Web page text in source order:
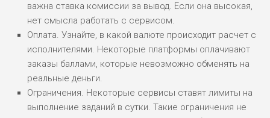
РИСКИ: НИЗКИЕ
ДОХОД: СРЕДНИЙ
БЮДЖЕТ: НИЗКИЙ
ОБЗОР
важна ставка комиссии за вывод. Если она высокая,
нет смысла работать с сервисом.
Оплата. Узнайте, в какой валюте происходит расчет с
исполнителями. Некоторые платформы оплачивают
заказы баллами, которые невозможно обменять на
реальные деньги.
Ограничения. Некоторые сервисы ставят лимиты на
выполнение заданий в сутки. Такие ограничения не